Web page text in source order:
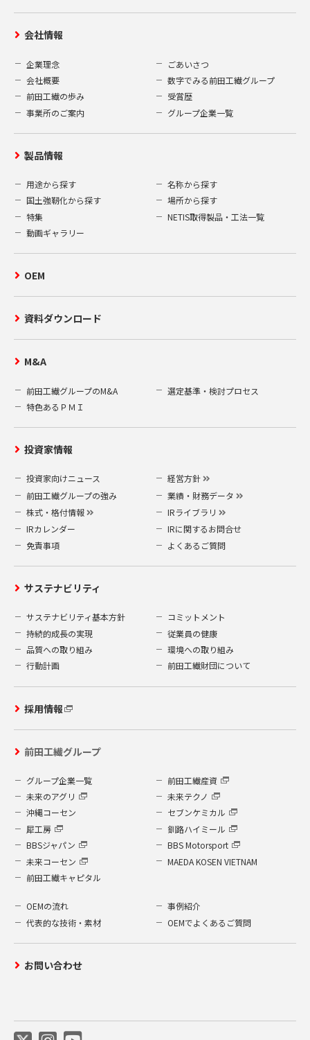
法令に基づく場合その他個人情報保護
法により第三者への提供が認められて
いる場合。
お客様にご承諾いただいた場合。
の申込みの受付、及びお客様からの当社へ
のお問い合わせ等を通して、お客様の氏
名、住所、電話番号、メールアドレス、勤
務先、所属部署等の個人情報を取得いたし
ます。
お客様がご提供された個人情報の開示、訂
全てご記入の上、本人確認の為の書類（B）
を同封し、下記窓口までご郵送ください。
〒919-0422
福井県坂井市春江町沖布目 38-3
前田工繊株式会社 業務企画部 企画総務
グループ
（A）当社指定の申請書
個人情報開示等申請書
(10.05 kB)
（B）本人確認の為の書類
なお、情報開示などの請求等は、本人確認
の必要上、郵送によるもののみ受付致しま
りませんので、予めご了承ください。
また、開示等の請求は1回の申請ごとに500
円の手数料がかかります。500円分の郵便切
手を申請書類に同封してください。
当社は、お客様の個人情報を安全に管理・
運営するよう鋭意努力しており、個人情報
への外部からの不正なアクセス、個人情報
の紛失・破壊・改ざん・漏洩などへの危険
防止に対する合理的かつ適切な安全対策を
行っています。
個人情報を取り扱う部門に管理責任者を
置き、管理を徹底させているとともに個
人情報の取扱いに関し、社内規程を整備
し、徹底し、全ての従業員との間に守秘
個人情報は、限られた担当者のみがアク
セスできるシステムにより保護されてお
社内に設置されたコンピューターは、す
会社情報
企業理念
ごあいさつ
会社概要
数字でみる前田工繊グループ
前田工繊の歩み
受賞歴
事業所のご案内
グループ企業一覧
製品情報
用途から探す
名称から探す
国土強靭化から探す
場所から探す
特集
NETIS取得製品・工法一覧
動画ギャラリー
OEM
資料ダウンロード
M&A
前田工繊グループのM&A
選定基準・検討プロセス
特色あるＰＭＩ
投資家情報
投資家向けニュース
経営方針
前田工繊グループの強み
業績・財務データ
株式・格付情報
IRライブラリ
IRカレンダー
IRに関するお問合せ
免責事項
よくあるご質問
サステナビリティ
サステナビリティ基本方針
コミットメント
持続的成長の実現
従業員の健康
品質への取り組み
環境への取り組み
行動計画
前田工繊財団について
採用情報
前田工繊グループ
グループ企業一覧
前田工繊産資
未来のアグリ
未来テクノ
沖縄コーセン
セブンケミカル
犀工房
釧路ハイミール
BBSジャパン
BBS Motorsport
未来コーセン
MAEDA KOSEN VIETNAM
前田工繊キャピタル
OEMの流れ
事例紹介
代表的な技術・素材
OEMでよくあるご質問
お問い合わせ